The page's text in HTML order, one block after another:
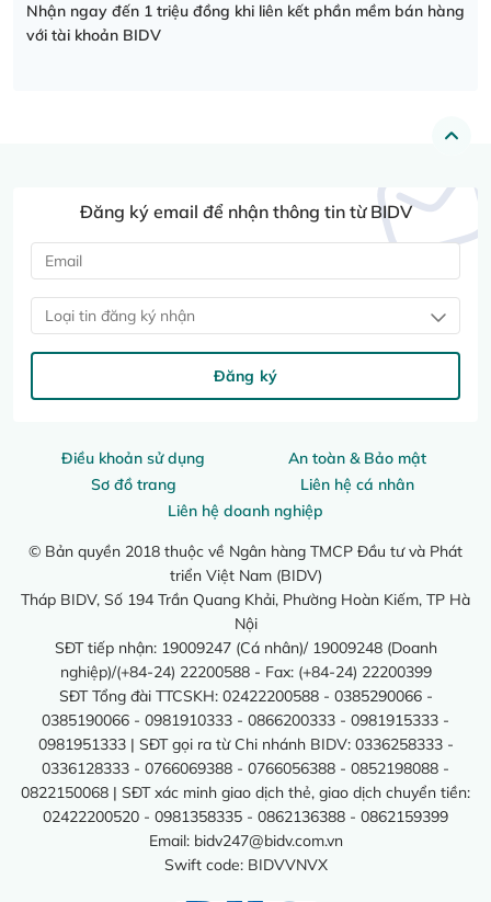
Nhận ngay đến 1 triệu đồng khi liên kết phần mềm bán hàng
với tài khoản BIDV
Điều khoản sử dụng
An toàn & Bảo mật
Sơ đồ trang
Liên hệ cá nhân
Liên hệ doanh nghiệp
© Bản quyền 2018 thuộc về Ngân hàng TMCP Đầu tư và Phát
triển Việt Nam (BIDV)
Tháp BIDV, Số 194 Trần Quang Khải, Phường Hoàn Kiếm, TP Hà
Nội
SĐT tiếp nhận: 19009247 (Cá nhân)/ 19009248 (Doanh
nghiệp)/(+84-24) 22200588 - Fax: (+84-24) 22200399
SĐT Tổng đài TTCSKH: 02422200588 - 0385290066 -
0385190066 - 0981910333 - 0866200333 - 0981915333 -
0981951333 | SĐT gọi ra từ Chi nhánh BIDV: 0336258333 -
0336128333 - 0766069388 - 0766056388 - 0852198088 -
0822150068 | SĐT xác minh giao dịch thẻ, giao dịch chuyển tiền:
02422200520 - 0981358335 - 0862136388 - 0862159399
Email: bidv247@bidv.com.vn
Swift code: BIDVVNVX
Đăng ký email để nhận thông tin từ BIDV
Loại tin đăng ký nhận
Đăng ký